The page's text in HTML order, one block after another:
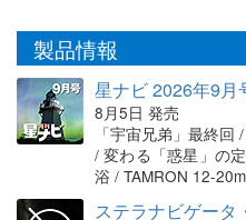
製品情報
星ナビ 2026年9月
8月5日 発売
「宇宙兄弟」最終
/ 変わる「惑星」の
浴 / TAMRON 12-
ステラナビゲータ